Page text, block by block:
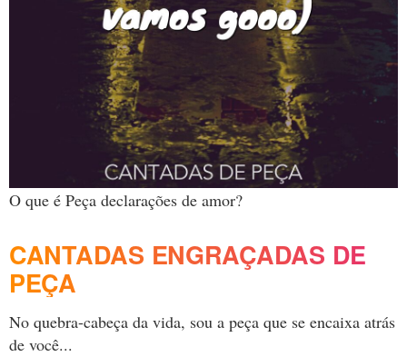
O que é Peça declarações de amor?
CANTADAS ENGRAÇADAS DE
PEÇA
No quebra-cabeça da vida, sou a peça que se encaixa atrás
de você...